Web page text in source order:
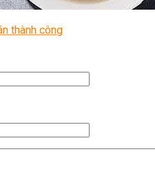
thành công